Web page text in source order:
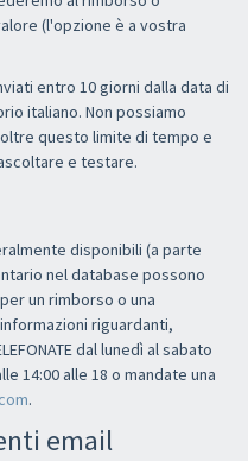
(l'opzione è a vostra
entro 10 giorni dalla data di
italiano. Non possiamo
questo limite di tempo e
e testare.
disponibili (a parte
nel database possono
un rimborso o una
riguardanti,
dal lunedì al sabato
14:00 alle 18 o mandate una
.
email